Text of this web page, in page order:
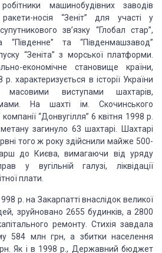
машинобудівних заводів
носія “Зеніт” для участі у
зв’язку “Глобал стар”,
“Південне” та “Південмашзавод”
“Зеніта” з морської платформи.
економічне становище країни,
характеризується в історії України
масовими виступами шахтарів,
На шахті ім. Скочинського
“Донвугілля” 6 квітня 1998 р.
загинуло 63 шахтарі. Шахтарі
того ж року здійснили майже 500-
до Києва, вимагаючи від уряду
у вугільній галузі, ліквідації
плати.
р. на Закарпатті внаслідок великої
зруйновано 2655 будинків, а 2800
ремонту.
Стихія завдала
584 млн грн, а збитки населення
Як і в 1998 р., Державний бюджет